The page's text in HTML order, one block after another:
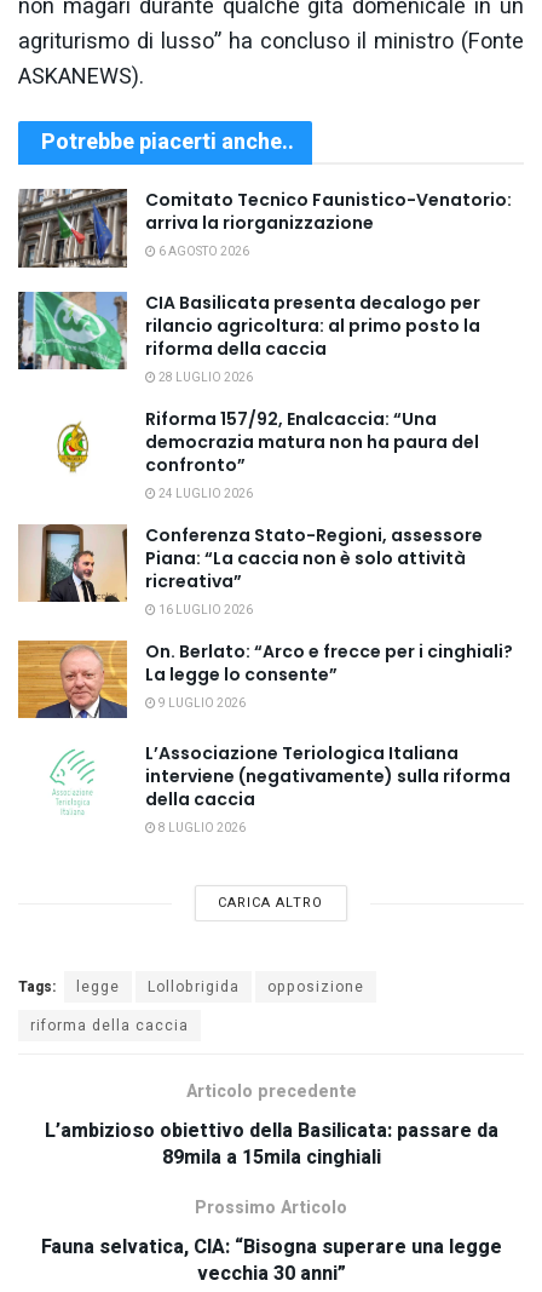
non magari durante qualche gita domenicale in un
agriturismo di lusso” ha concluso il ministro (Fonte
ASKANEWS).
Potrebbe piacerti anche..
Comitato Tecnico Faunistico-Venatorio:
arriva la riorganizzazione
6 AGOSTO 2026
CIA Basilicata presenta decalogo per
rilancio agricoltura: al primo posto la
riforma della caccia
28 LUGLIO 2026
Riforma 157/92, Enalcaccia: “Una
democrazia matura non ha paura del
confronto”
24 LUGLIO 2026
Conferenza Stato-Regioni, assessore
Piana: “La caccia non è solo attività
ricreativa”
16 LUGLIO 2026
On. Berlato: “Arco e frecce per i cinghiali?
La legge lo consente”
9 LUGLIO 2026
L’Associazione Teriologica Italiana
interviene (negativamente) sulla riforma
della caccia
8 LUGLIO 2026
CARICA ALTRO
Tags: legge Lollobrigida
opposizione
riforma della caccia
Articolo precedente
L’ambizioso obiettivo della Basilicata: passare da
89mila a 15mila cinghiali
Prossimo Articolo
Fauna selvatica, CIA: “Bisogna superare una legge
vecchia 30 anni”